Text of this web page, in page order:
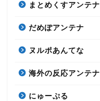
まとめくすアンテナ
だめぽアンテナ
ヌルポあんてな
海外の反応アンテナ
にゅーぷる